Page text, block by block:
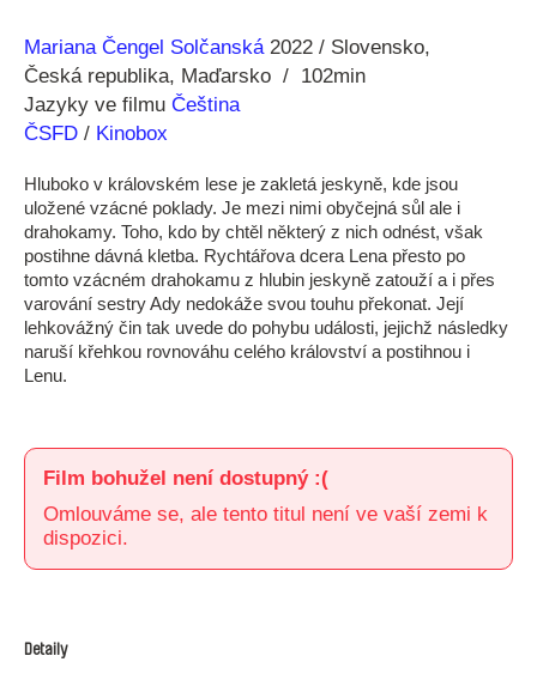
Režie
Mariana Čengel Solčanská
Rok 2022
Slovensko
Česká republika Maďarsko
102min
Jazyky ve filmu Čeština
ČSFD / Kinobox
Hluboko v královském lese je zakletá jeskyně, kde jsou
uložené vzácné poklady. Je mezi nimi obyčejná sůl ale i
drahokamy. Toho, kdo by chtěl některý z nich odnést, však
postihne dávná kletba. Rychtářova dcera Lena přesto po
tomto vzácném drahokamu z hlubin jeskyně zatouží a i přes
varování sestry Ady nedokáže svou touhu překonat. Její
lehkovážný čin tak uvede do pohybu události, jejichž následky
naruší křehkou rovnováhu celého království a postihnou i
Lenu.
Film bohužel není dostupný :(
Omlouváme se, ale tento titul není ve vaší zemi k
dispozici.
Detaily